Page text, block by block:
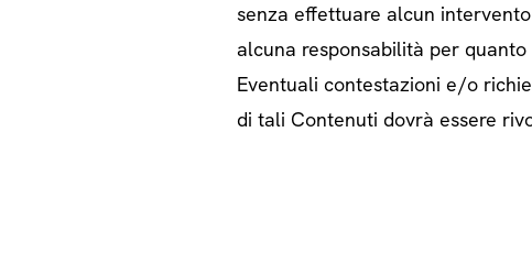
senza effettuare alcun
alcuna responsabilità per
Eventuali contestazioni e/o
di tali Contenuti dovrà essere